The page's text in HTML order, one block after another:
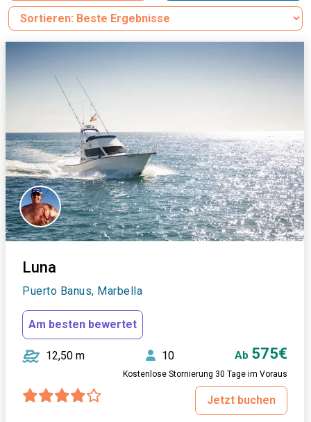
Luna
Puerto Banus, Marbella
Am besten bewertet
12,50 m 10 Ab 575€
Kostenlose Stornierung 30 Tage im Voraus
Jetzt buchen